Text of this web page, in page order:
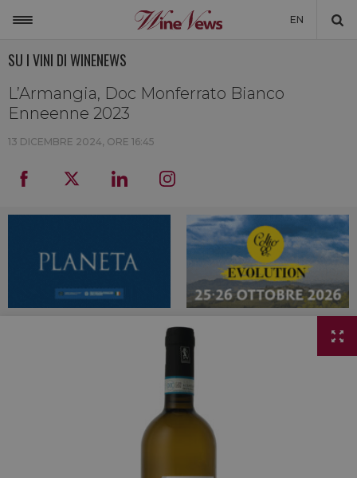
EN
MONDO
LA CANTINA DI WINENEWS
DICONO DI NOI
WINENEWS TV
SU I VINI DI WINENEWS
L’Armangia, Doc Monferrato Bianco
Enneenne 2023
13 DICEMBRE 2024, ORE 16:45